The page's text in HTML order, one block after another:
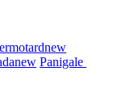
new
new Panigale